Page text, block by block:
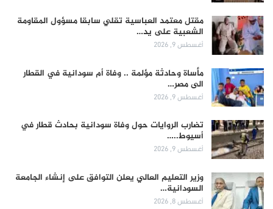
مقتل معتمد العباسية تقلي سابقا مسؤول المقاومة
الشعبية على يد…
أغسطس 9, 2026
مأساة وحادثة مؤلمة .. وفاة أم سودانية في القطار
الى مصر…
أغسطس 9, 2026
تضارب الروايات حول وفاة سودانية بحادث قطار في
أسيوط..…
أغسطس 9, 2026
وزير التعليم العالي يعلن التوافق على إنشاء الجامعة
السودانية…
أغسطس 8, 2026